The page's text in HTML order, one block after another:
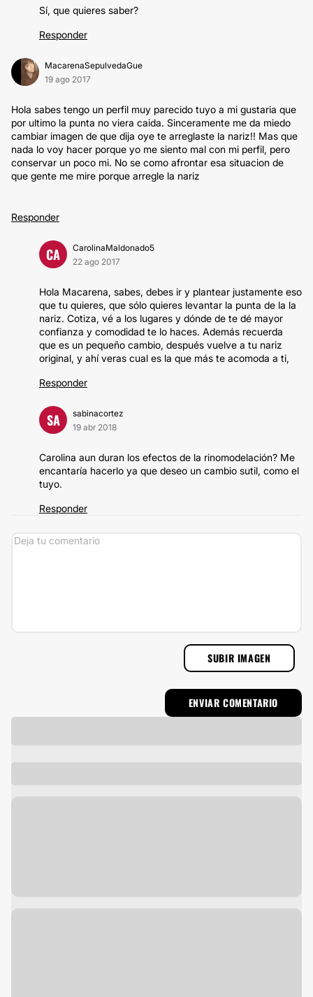
Sí, que quieres saber?
Responder
MacarenaSepulvedaGue
19 ago 2017
Hola sabes tengo un perfil muy parecido tuyo a mi gustaria que
por ultimo la punta no viera caida. Sinceramente me da miedo
cambiar imagen de que dija oye te arreglaste la nariz!! Mas que
nada lo voy hacer porque yo me siento mal con mi perfil, pero
conservar un poco mi. No se como afrontar esa situacion de
que gente me mire porque arregle la nariz
Responder
CA
CarolinaMaldonado5
22 ago 2017
Hola Macarena, sabes, debes ir y plantear justamente eso
que tu quieres, que sólo quieres levantar la punta de la la
nariz. Cotiza, vé a los lugares y dónde de te dé mayor
confianza y comodidad te lo haces. Además recuerda
que es un pequeño cambio, después vuelve a tu nariz
original, y ahí veras cual es la que más te acomoda a ti,
Responder
SA
sabinacortez
19 abr 2018
Carolina aun duran los efectos de la rinomodelación? Me
encantaría hacerlo ya que deseo un cambio sutil, como el
tuyo.
Responder
SUBIR IMAGEN